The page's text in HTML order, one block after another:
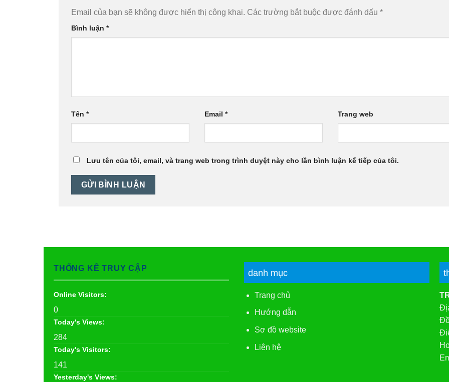
Email của bạn sẽ không được hiển thị công khai. Các trường bắt buộc được đánh dấu *
Bình luận *
Tên * Email * Trang web
Lưu tên của tôi, email, và trang web trong trình duyệt này cho lần bình luận kế tiếp của tôi.
THỐNG KÊ TRUY CẬP
Online Visitors:
0
Today's Views:
284
Today's Visitors:
141
Yesterday's Views:
danh mục
Trang chủ
Hướng dẫn
Sơ đồ website
Liên hệ